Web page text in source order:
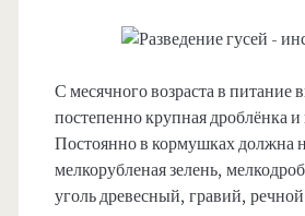
С месячного возраста в питание
постепенно крупная дроблёнка и
Постоянно в кормушках должна
мелкорубленая зелень,
уголь древесный, гравий,